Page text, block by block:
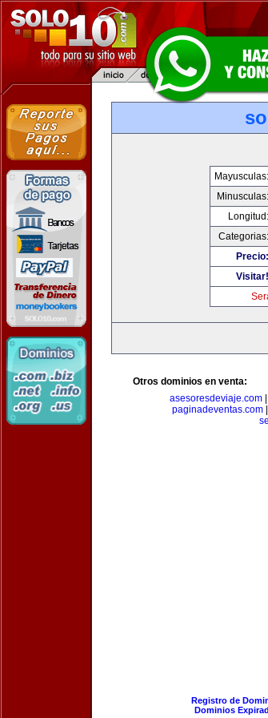
Mayusculas:
Minusculas:
Longitud:
Categorias:
Precio:
Visitar!
Otros dominios en venta:
asesoresdeviaje.com
paginadeventas.com
Registro de
Dominios